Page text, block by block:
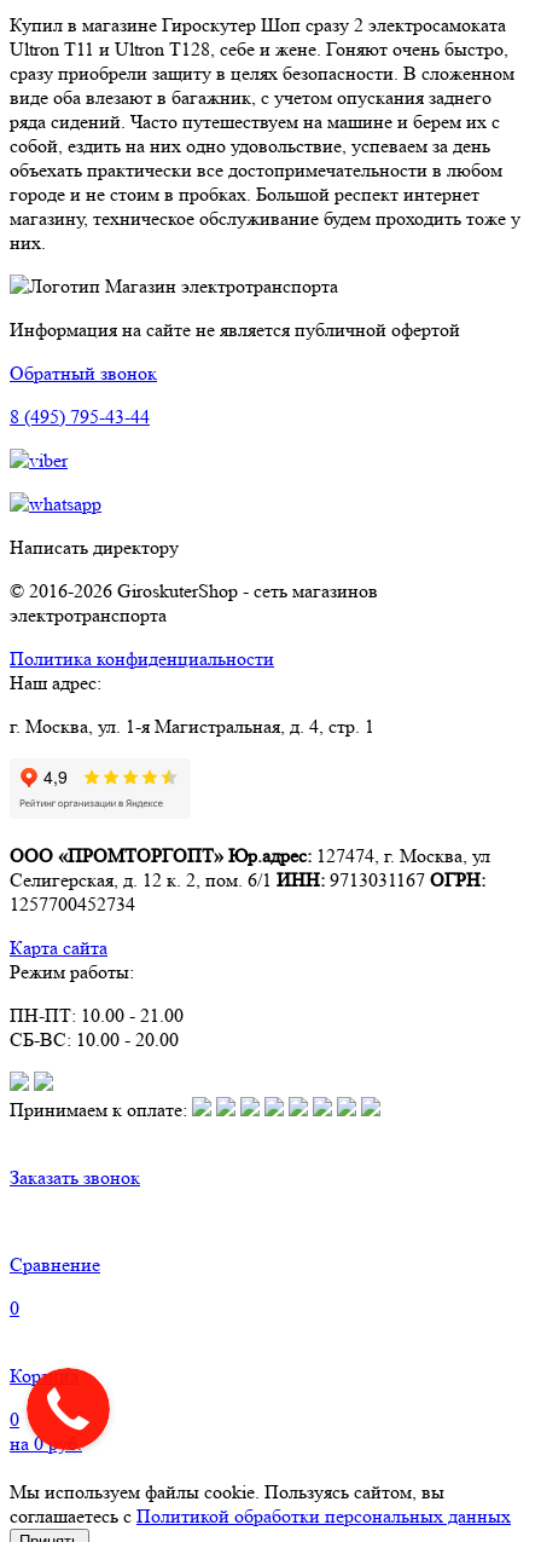
Купил в магазине Гироскутер Шоп сразу 2 электросамоката
Ultron T11 и Ultron T128, себе и жене. Гоняют очень быстро,
сразу приобрели защиту в целях безопасности. В сложенном
виде оба влезают в багажник, с учетом опускания заднего
ряда сидений. Часто путешествуем на машине и берем их с
собой, ездить на них одно удовольствие, успеваем за день
объехать практически все достопримечательности в любом
городе и не стоим в пробках. Большой респект интернет
магазину, техническое обслуживание будем проходить тоже у
них.
Магазин электротранспорта
Информация на сайте не является публичной офертой
Обратный звонок
8 (495) 795-43-44
Написать директору
© 2016-2026 GiroskuterShop - сеть магазинов
электротранспорта
Политика конфиденциальности
Наш адрес:
г. Москва, ул. 1-я Магистральная, д. 4, стр. 1
ООО «ПРОМТОРГОПТ» Юр.адрес: 127474, г. Москва, ул
Селигерская, д. 12 к. 2, пом. 6/1 ИНН: 9713031167 ОГРН:
1257700452734
Карта сайта
Режим работы:
ПН-ПТ: 10.00 - 21.00
СБ-ВС: 10.00 - 20.00
Принимаем к оплате:
Заказать звонок
Сравнение
0
Корзина
0
на 0руб.
Мы используем файлы cookie. Пользуясь сайтом, вы
соглашаетесь с Политикой обработки персональных данных